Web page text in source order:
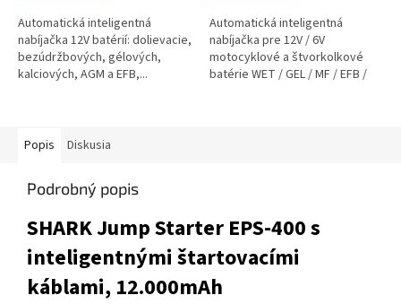
Automatická inteligentná
nabíjačka 12V batérií: dolievacie,
bezúdržbových, gélových,
kalciových, AGM a EFB,...
Automatická inteligentná
nabíjačka pre 12V / 6V
motocyklové a štvorkolkové
batérie WET / GEL / MF / EFB /
Popis Diskusia
Podrobný popis
SHARK Jump Starter EPS-400 s
inteligentnými štartovacími
káblami, 12.000mAh